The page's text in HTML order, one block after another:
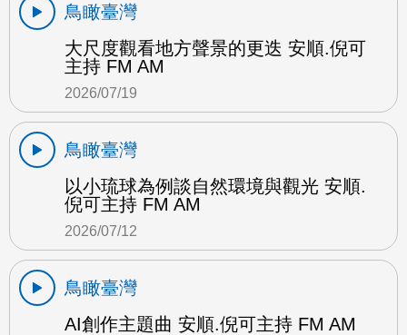
鳥瞰臺灣
大尺度觀看地方聲景的更迭 安順.倪可
主持 FM AM
2026/07/19
鳥瞰臺灣
以小琉球為例談自然環境與觀光 安順.
倪可主持 FM AM
2026/07/12
鳥瞰臺灣
AI創作主題曲 安順.倪可主持 FM AM